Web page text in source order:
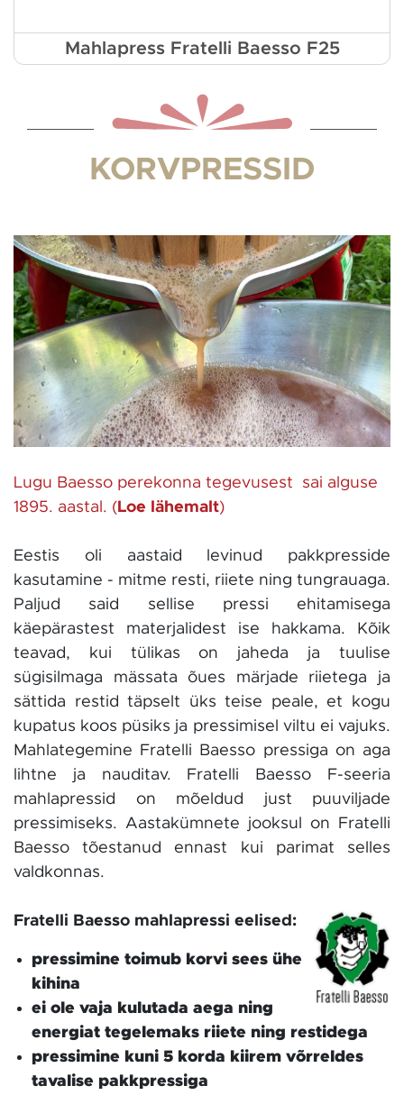
Mahlapress Fratelli Baesso F25
KORVPRESSID
Lugu Baesso perekonna tegevusest sai alguse
1895. aastal. ( Loe lähemalt)
Eestis oli aastaid levinud pakkpresside
kasutamine - mitme resti, riiete ning tungrauaga.
Paljud said sellise pressi ehitamisega
käepärastest materjalidest ise hakkama. Kõik
teavad, kui tülikas on jaheda ja tuulise
sügisilmaga mässata õues märjade riietega ja
sättida restid täpselt üks teise peale, et kogu
kupatus koos püsiks ja pressimisel viltu ei vajuks.
Mahlategemine Fratelli Baesso pressiga on aga
lihtne ja nauditav. Fratelli Baesso F-seeria
mahlapressid on mõeldud just puuviljade
pressimiseks. Aastakümnete jooksul on Fratelli
Baesso tõestanud ennast kui parimat selles
valdkonnas.
Fratelli Baesso mahlapressi eelised:
pressimine toimub korvi sees ühe
kihina
ei ole vaja kulutada aega ning
energiat tegelemaks riiete ning restidega
pressimine kuni 5 korda kiirem võrreldes
tavalise pakkpressiga